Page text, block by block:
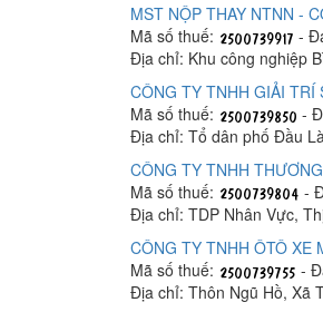
MST NỘP THAY NTNN -
Mã số thuế:
-
Địa chỉ: Khu công nghiệp
CÔNG TY TNHH GIẢI TRÍ
Mã số thuế:
-
Địa chỉ: Tổ dân phố Đầu
CÔNG TY TNHH
Mã số thuế:
-
Địa chỉ: TDP Nhân Vực,
CÔNG TY TNHH ÔTÔ XE
Mã số thuế:
-
Địa chỉ: Thôn Ngũ Hồ, Xã